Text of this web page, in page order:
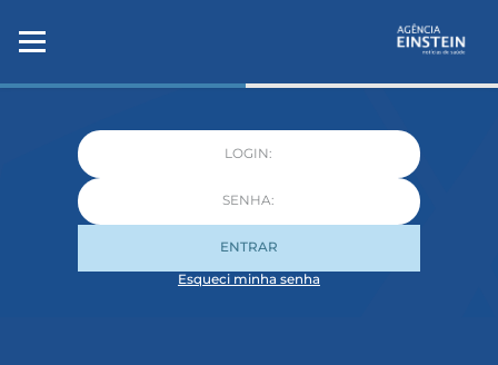
ENTRAR
Esqueci minha senha